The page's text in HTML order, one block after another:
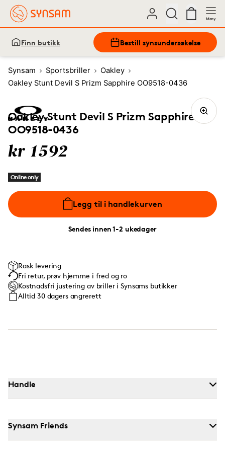
Meny
Finn butikk Bestill synsundersøkelse
Synsam Sportsbriller
Oakley
Oakley Stunt Devil S Prizm Sapphire OO9518-0436
Oakley Stunt Devil S Prizm Sapphire
OO9518-0436
kr 1592
Online only
Legg til i handlekurven
Sendes innen 1-2 ukedager
Rask levering
Fri retur, prøv hjemme i fred og ro
Kostnadsfri justering av briller i Synsams butikker
Alltid 30 dagers angrerett
Handle
Synsam Friends